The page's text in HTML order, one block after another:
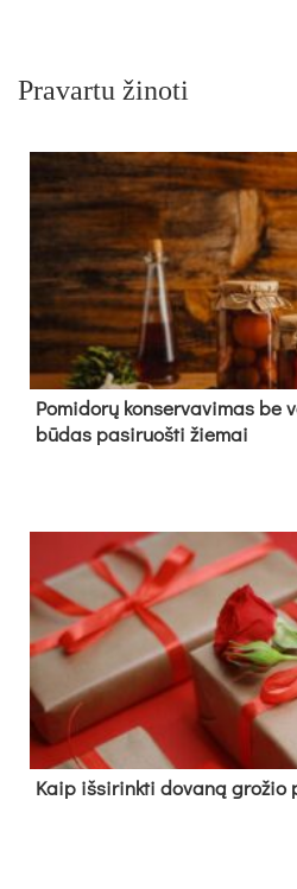
Pravartu žinoti
Pomidorų konservavimas be
būdas pasiruošti žiemai
Kaip išsirinkti dovaną grožio